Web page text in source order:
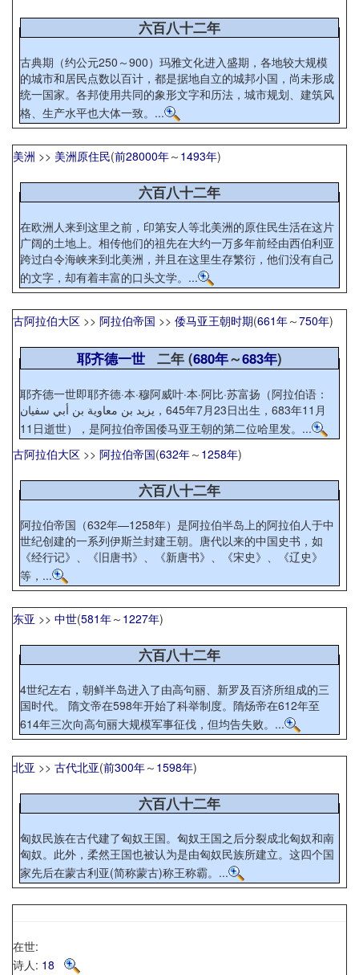
六百八十二年
古典期（约公元250～900）玛雅文化进入盛期，各地较大规模
的城市和居民点数以百计，都是据地自立的城邦小国，尚未形成
统一国家。各邦使用共同的象形文字和历法，城市规划、建筑风
格、生产水平也大体一致。...
美洲 >> 美洲原住民(前28000年～ 1493年)
六百八十二年
在欧洲人来到这里之前，印第安人等北美洲的原住民生活在这片
广阔的土地上。相传他们的祖先在大约一万多年前经由西伯利亚
跨过白令海峡来到北美洲，并且在这里生存繁衍，他们没有自己
的文字，却有着丰富的口头文学。...
古阿拉伯大区 >> 阿拉伯帝国 >> 倭马亚王朝时期(661年～750年)
耶齐德一世二年 (680年～683年)
耶齐德一世即耶齐德·本·穆阿威叶·本·阿比·苏富扬（阿拉伯语：
يزيد بن معاوية بن أبي سفيان‎，645年7月23日出生，683年11月
11日逝世），是阿拉伯帝国倭马亚王朝的第二位哈里发。...
古阿拉伯大区 >> 阿拉伯帝国(632年～ 1258年)
六百八十二年
阿拉伯帝国（632年—1258年）是阿拉伯半岛上的阿拉伯人于中
世纪创建的一系列伊斯兰封建王朝。唐代以来的中国史书，如
《经行记》、《旧唐书》、《新唐书》、《宋史》、《辽史》
等，...
东亚 >> 中世(581年～ 1227年)
六百八十二年
4世纪左右，朝鲜半岛进入了由高句丽、新罗及百济所组成的三
国时代。 隋文帝在598年开始了科举制度。隋炀帝在612年至
614年三次向高句丽大规模军事征伐，但均告失败。...
北亚 >> 古代北亚(前300年～ 1598年)
六百八十二年
匈奴民族在古代建了匈奴王国。匈奴王国之后分裂成北匈奴和南
匈奴。此外，柔然王国也被认为是由匈奴民族所建立。这四个国
家先后在蒙古利亚(简称蒙古)称王称霸。...
在世:
诗人: 18